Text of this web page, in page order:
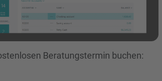
Beratungstermin buchen: